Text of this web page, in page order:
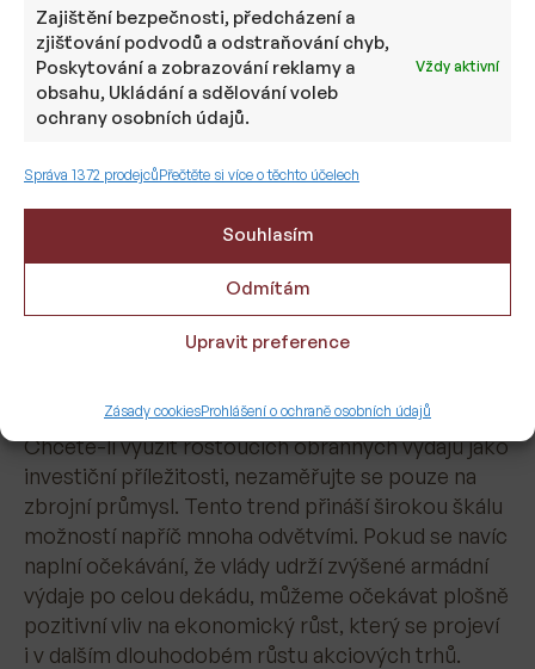
Zajištění bezpečnosti, předcházení a
zjišťování podvodů a odstraňování chyb,
Poskytování a zobrazování reklamy a
obsahu, Ukládání a sdělování voleb
ochrany osobních údajů.
Vždy aktivní
Správa 1372 prodejcůPřečtěte si více o těchto účelech
Souhlasím
Odmítám
Upravit preference
Zásady cookiesProhlášení o ochraně osobních údajů
se zrychlí implementace AI při ochraně
kritické infrastruktury, finančních systémů
a osobních dat. To podpoří inovace
v zabezpečení sítí a šifrování.
Energetika
Zatímco tradiční zbrojní společnosti zůstávají
najít i v pomocných odvětvích, mezi něž patří
mohou hrát klíčovou roli v zajištění
spolehlivých a účinných zdrojů energie
pro moderní armádní technologie.
Chcete-li využít rostoucích obranných výdajů jako
investiční příležitosti, nezaměřujte se pouze na
zbrojní průmysl. Tento trend přináší širokou škálu
možností napříč mnoha odvětvími. Pokud se navíc
naplní očekávání, že vlády udrží zvýšené armádní
výdaje po celou dekádu, můžeme očekávat plošně
pozitivní vliv na ekonomický růst, který se projeví
i v dalším dlouhodobém růstu akciových trhů.